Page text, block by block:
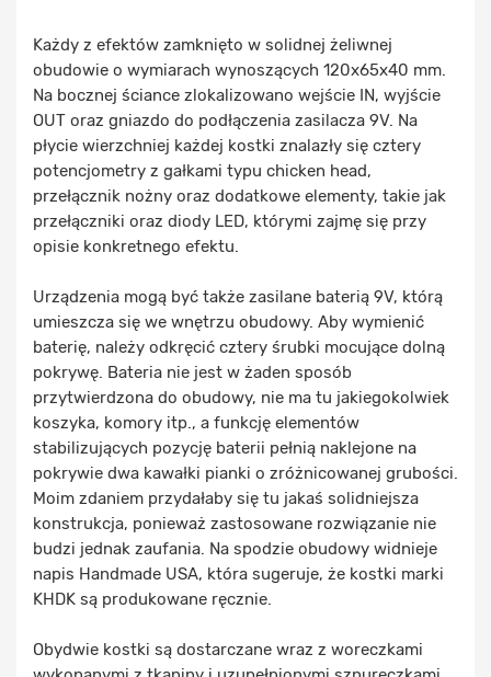
Każdy z efektów zamknięto w solidnej żeliwnej
obudowie o wymiarach wynoszących 120x65x40 mm.
Na bocznej ściance zlokalizowano wejście IN, wyjście
OUT oraz gniazdo do podłączenia zasilacza 9V. Na
płycie wierzchniej każdej kostki znalazły się cztery
potencjometry z gałkami typu chicken head,
przełącznik nożny oraz dodatkowe elementy, takie jak
przełączniki oraz diody LED, którymi zajmę się przy
opisie konkretnego efektu.
Urządzenia mogą być także zasilane baterią 9V, którą
umieszcza się we wnętrzu obudowy. Aby wymienić
baterię, należy odkręcić cztery śrubki mocujące dolną
pokrywę. Bateria nie jest w żaden sposób
przytwierdzona do obudowy, nie ma tu jakiegokolwiek
koszyka, komory itp., a funkcję elementów
stabilizujących pozycję baterii pełnią naklejone na
pokrywie dwa kawałki pianki o zróżnicowanej grubości.
Moim zdaniem przydałaby się tu jakaś solidniejsza
konstrukcja, ponieważ zastosowane rozwiązanie nie
budzi jednak zaufania. Na spodzie obudowy widnieje
napis Handmade USA, która sugeruje, że kostki marki
KHDK są produkowane ręcznie.
Obydwie kostki są dostarczane wraz z woreczkami